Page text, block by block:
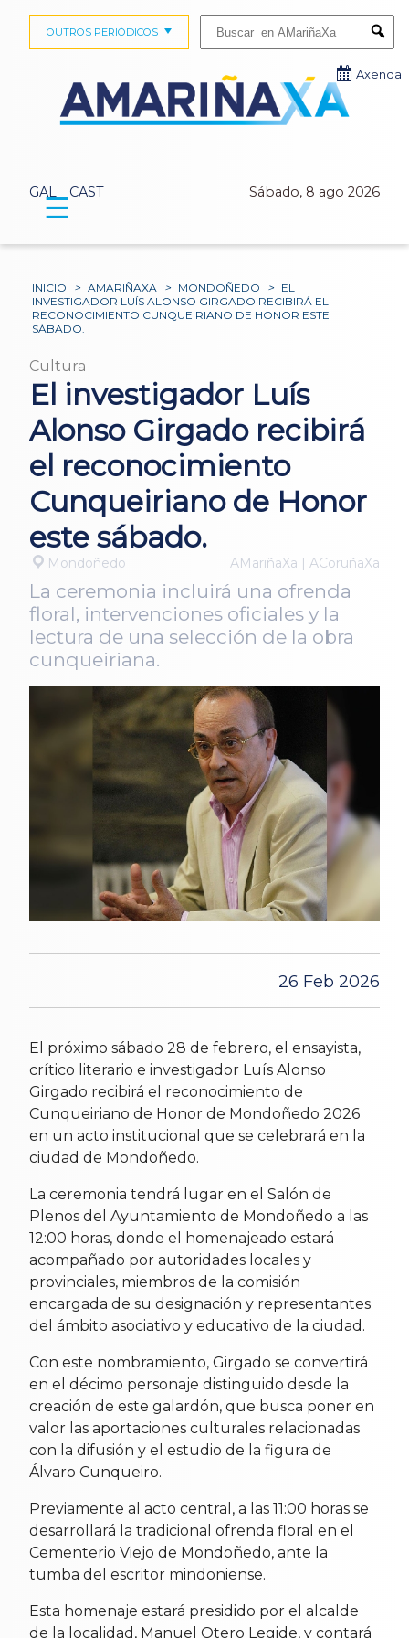
GAL CAST Sábado, 8 ago 2026
OUTROS PERIÓDICOS
Axenda
☰
INICIO > AMARIÑAXA > MONDOÑEDO > EL
INVESTIGADOR LUÍS ALONSO GIRGADO RECIBIRÁ EL
RECONOCIMIENTO CUNQUEIRIANO DE HONOR ESTE
SÁBADO.
Cultura
El investigador Luís
Alonso Girgado recibirá
el reconocimiento
Cunqueiriano de Honor
este sábado.
Mondoñedo AMariñaXa | ACoruñaXa
La ceremonia incluirá una ofrenda
floral, intervenciones oficiales y la
lectura de una selección de la obra
cunqueiriana.
26 Feb 2026
El próximo sábado 28 de febrero, el ensayista,
crítico literario e investigador Luís Alonso
Girgado recibirá el reconocimiento de
Cunqueiriano de Honor de Mondoñedo 2026
en un acto institucional que se celebrará en la
ciudad de Mondoñedo.
La ceremonia tendrá lugar en el Salón de
Plenos del Ayuntamiento de Mondoñedo a las
12:00 horas, donde el homenajeado estará
acompañado por autoridades locales y
provinciales, miembros de la comisión
encargada de su designación y representantes
del ámbito asociativo y educativo de la ciudad.
Con este nombramiento, Girgado se convertirá
en el décimo personaje distinguido desde la
creación de este galardón, que busca poner en
valor las aportaciones culturales relacionadas
con la difusión y el estudio de la figura de
Álvaro Cunqueiro.
Previamente al acto central, a las 11:00 horas se
desarrollará la tradicional ofrenda floral en el
Cementerio Viejo de Mondoñedo, ante la
tumba del escritor mindoniense.
Esta homenaje estará presidido por el alcalde
de la localidad, Manuel Otero Legide, y contará